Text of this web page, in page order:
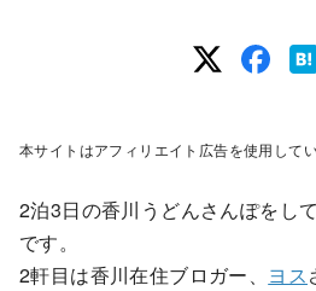
本サイトはアフィリエイト広告を使用して
2泊3日の香川うどんさんぽをし
です。
2軒目は香川在住ブロガー、 ヨス